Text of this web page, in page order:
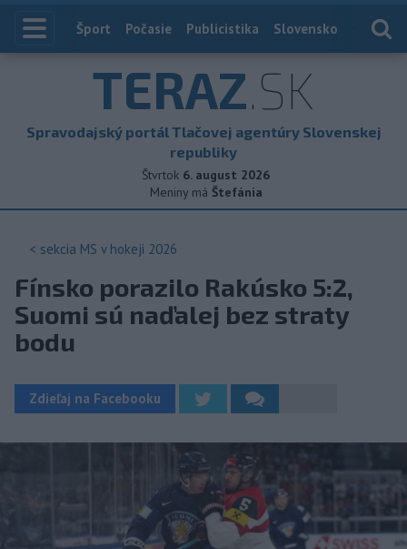
Index
Šport Počasie Publicistika Slovensko
TERAZ.SK
Spravodajský portál Tlačovej agentúry Slovenskej
republiky
Štvrtok 6. august 2026
Meniny má Štefánia
< sekcia MS v hokeji 2026
Fínsko porazilo Rakúsko 5:2,
Suomi sú naďalej bez straty
bodu
Zdieľaj na Facebooku